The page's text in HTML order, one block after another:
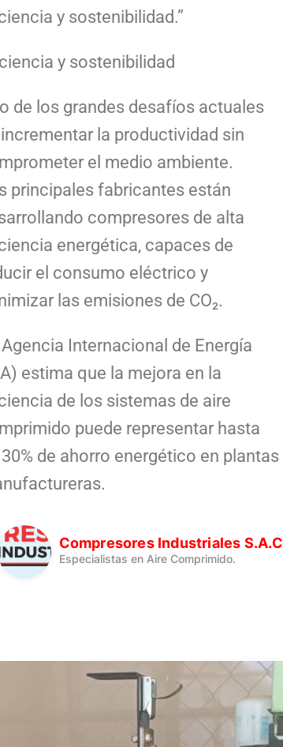
y sostenibilidad.”
y sostenibilidad
de los grandes desafíos actuales
la productividad sin
el medio ambiente.
principales fabricantes están
compresores de alta
energética, capaces de
el consumo eléctrico y
las emisiones de CO₂.
Internacional de Energía
estima que la mejora en la
de los sistemas de aire
puede representar hasta
de ahorro energético en plantas
Compresores Industriales S.A.C
Especialistas en Aire Comprimido.